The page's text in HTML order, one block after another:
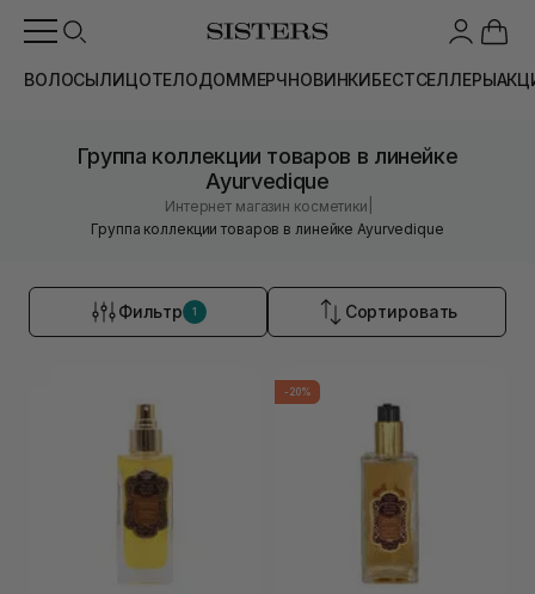
ВОЛОСЫЛИЦОТЕЛОДОММЕРЧНОВИНКИБЕСТСЕЛЛЕРЫ
Группа коллекции товаров в линейке
Ayurvedique
Интернет магазин косметики
Группа коллекции товаров в линейке Ayurvedique
Фильтр 1 Сортировать
-20%